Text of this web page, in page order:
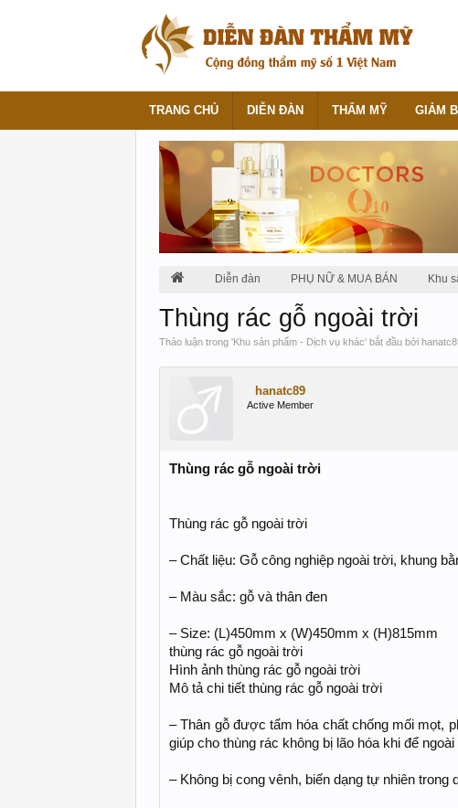
Diễn đàn PHỤ NỮ & MUA BÁN Khu
Thùng rác gỗ ngoài trời
Thảo luận trong 'Khu sản phẩm - Dịch vụ khác' bắt đầu bởi
hanatc89
Active Member
Thùng rác gỗ ngoài trời
Thùng rác gỗ ngoài trời
– Chất liệu: Gỗ công nghiệp ngoài trời, khung
– Màu sắc: gỗ và thân đen
– Size: (L)450mm x (W)450mm x (H)815mm
thùng rác gỗ ngoài trời
Hình ảnh thùng rác gỗ ngoài trời
Mô tả chi tiết thùng rác gỗ ngoài trời
– Thân gỗ được tẩm hóa chất chống mối mọt,
giúp cho thùng rác không bị lão hóa khi để
– Không bị cong vênh, biến dạng tự nhiên trong
TRANG CHỦ DIỄN ĐÀN THẨM MỸ GIẢM